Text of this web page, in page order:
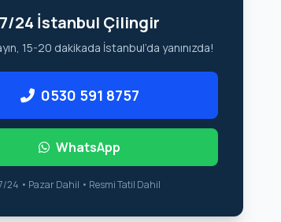
7/24 İstanbul Çilingir
15-20 dakikada İstanbul’da yanınızda!
0530 591 8757
WhatsApp
24 • Pazar Dahil • Resmi Tatil Dahil